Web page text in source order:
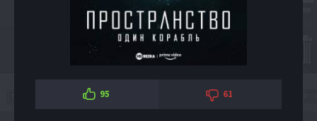
95 61